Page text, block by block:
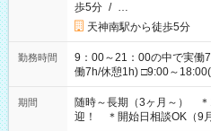
歩5分 / …
天神南駅から徒歩5分
勤務時間
9：00～21：00の中で実働7ｈ～ ＜シフト例＞ □9:00
働7h/休憩1h) □9:00～
働8h/休憩1h) □11:00～
働7h/休憩1h) □12:00～21:00(実働7h/
る時間帯！
期間
随時～長期（3ヶ月～）
迎！ ＊開始日相談OK（9月